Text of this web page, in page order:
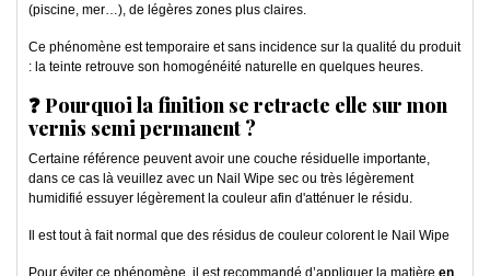
(piscine, mer…), de légères zones plus claires.
Ce phénomène est temporaire et sans incidence sur la qualité du produit
: la teinte retrouve son homogénéité naturelle en quelques heures.
❓ Pourquoi la finition se retracte elle sur mon
vernis semi permanent ?
Certaine référence peuvent avoir une couche résiduelle importante,
dans ce cas là veuillez avec un Nail Wipe sec ou très légèrement
humidifié essuyer légèrement la couleur afin d'atténuer le résidu.
Il est tout à fait normal que des résidus de couleur colorent le Nail Wipe